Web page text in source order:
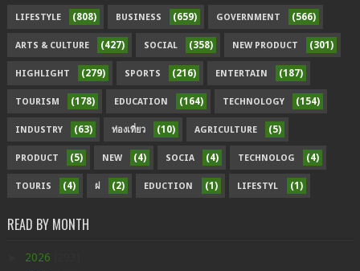
LIFESTYLE (808) BUSINESS (659) GOVERNMENT (566)
ARTS & CULTURE (427) SOCIAL (358) NEW PRODUCT (301)
HIGHLIGHT (279) SPORTS (216) ENTERTAIN (187)
TOURISM (178) EDUCATION (164) TECHNOLOGY (154)
INDUSTRY (63) ท่องเที่ยว (10) AGRICULTURE (5)
PRODUCT (5) NEW (4) SOCIA (4) TECHNOLOG (4)
TOURIS (4) ฝ (2) EDUCTION (1) LIFESTYL (1)
READ BY MONTH
2026